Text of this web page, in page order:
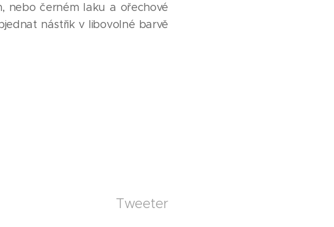
nebo černém laku a ořechové
nástřik v libovolné barvě
Tweeter